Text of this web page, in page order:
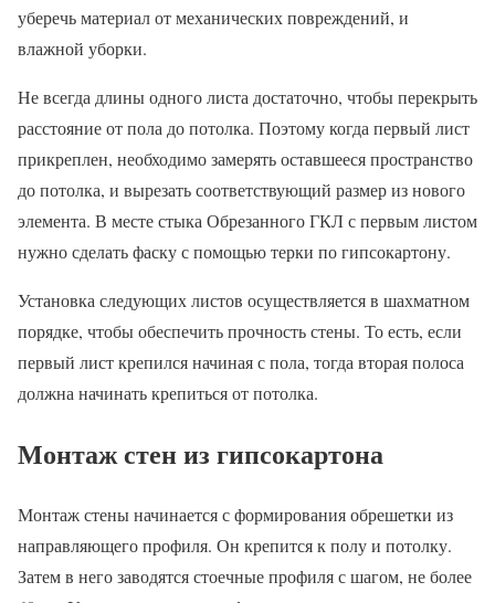
уберечь материал от механических повреждений, и
влажной уборки.
Не всегда длины одного листа достаточно, чтобы перекрыть
расстояние от пола до потолка. Поэтому когда первый лист
прикреплен, необходимо замерять оставшееся пространство
до потолка, и вырезать соответствующий размер из нового
элемента. В месте стыка Обрезанного ГКЛ с первым листом
нужно сделать фаску с помощью терки по гипсокартону.
Установка следующих листов осуществляется в шахматном
порядке, чтобы обеспечить прочность стены. То есть, если
первый лист крепился начиная с пола, тогда вторая полоса
должна начинать крепиться от потолка.
Монтаж стен из гипсокартона
Монтаж стены начинается с формирования обрешетки из
направляющего профиля. Он крепится к полу и потолку.
Затем в него заводятся стоечные профиля с шагом, не более